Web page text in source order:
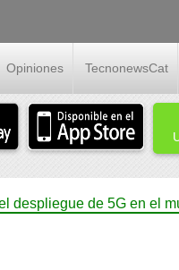
Opiniones TecnonewsCat
despliegue de 5G en el